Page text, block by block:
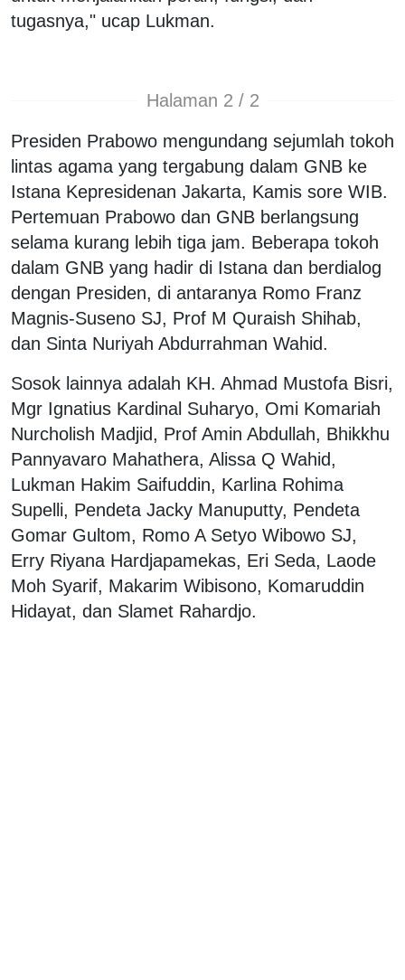
tugasnya," ucap Lukman.
Halaman 2 / 2
Presiden Prabowo mengundang sejumlah tokoh
lintas agama yang tergabung dalam GNB ke
Istana Kepresidenan Jakarta, Kamis sore WIB.
Pertemuan Prabowo dan GNB berlangsung
selama kurang lebih tiga jam. Beberapa tokoh
dalam GNB yang hadir di Istana dan berdialog
dengan Presiden, di antaranya Romo Franz
Magnis-Suseno SJ, Prof M Quraish Shihab,
dan Sinta Nuriyah Abdurrahman Wahid.
Sosok lainnya adalah KH. Ahmad Mustofa Bisri,
Mgr Ignatius Kardinal Suharyo, Omi Komariah
Nurcholish Madjid, Prof Amin Abdullah, Bhikkhu
Pannyavaro Mahathera, Alissa Q Wahid,
Lukman Hakim Saifuddin, Karlina Rohima
Supelli, Pendeta Jacky Manuputty, Pendeta
Gomar Gultom, Romo A Setyo Wibowo SJ,
Erry Riyana Hardjapamekas, Eri Seda, Laode
Moh Syarif, Makarim Wibisono, Komaruddin
Hidayat, dan Slamet Rahardjo.